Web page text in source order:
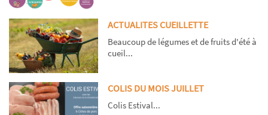
ACTUALITES CUEILLETTE
Beaucoup de légumes et de fruits d'été à
cueil...
COLIS DU MOIS JUILLET
Colis Estival...